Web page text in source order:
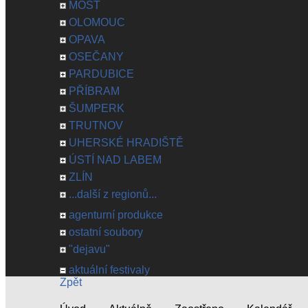
MOST
OLOMOUC
OPAVA
OSEČANY
PARDUBICE
PŘÍBRAM
ŠUMPERK
TRUTNOV
UHERSKÉ HRADIŠTĚ
ÚSTÍ NAD LABEM
ZLÍN
...další z regionů...
agenturní produkce
ostatní soubory
"dejavu"
aktuální festivaly
Zpět